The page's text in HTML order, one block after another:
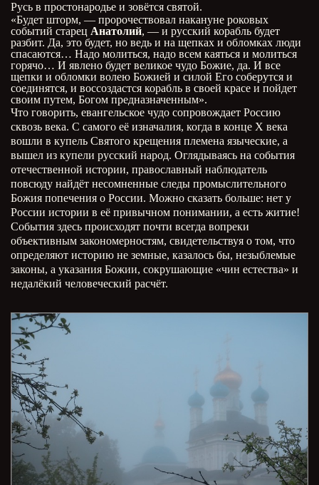
Русь в простонародье и зовётся святой.
«Будет шторм, — пророчествовал накануне роковых
событий старец Анатолий, — и русский корабль будет
разбит. Да, это будет, но ведь и на щепках и обломках люди
спасаются… Надо молиться, надо всем каяться и молиться
горячо… И явлено будет великое чудо Божие, да. И все
щепки и обломки волею Божией и силой Его соберутся и
соединятся, и воссоздастся корабль в своей красе и пойдет
своим путем, Богом предназначенным».
Что говорить, евангельское чудо сопровождает Россию
сквозь века. С самого её изначалия, когда в конце Х века
вошли в купель Святого крещения племена языческие, а
вышел из купели русский народ. Оглядываясь на события
отечественной истории, православный наблюдатель
повсюду найдёт несомненные следы промыслительного
Божия попечения о России. Можно сказать больше: нет у
России истории в её привычном понимании, а есть житие!
События здесь происходят почти всегда вопреки
объективным закономерностям, свидетельствуя о том, что
определяют историю не земные, казалось бы, незыблемые
законы, а указания Божии, сокрушающие «чин естества» и
недалёкий человеческий расчёт.